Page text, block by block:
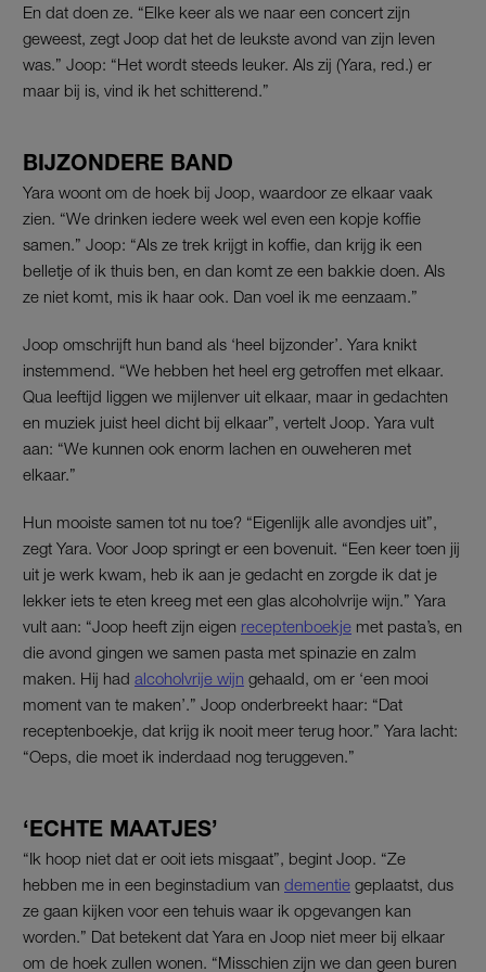
En dat doen ze. “Elke keer als we naar een concert zijn
geweest, zegt Joop dat het de leukste avond van zijn leven
was.” Joop: “Het wordt steeds leuker. Als zij (Yara, red.) er
maar bij is, vind ik het schitterend.”
BIJZONDERE BAND
Yara woont om de hoek bij Joop, waardoor ze elkaar vaak
zien. “We drinken iedere week wel even een kopje koffie
samen.” Joop: “Als ze trek krijgt in koffie, dan krijg ik een
belletje of ik thuis ben, en dan komt ze een bakkie doen. Als
ze niet komt, mis ik haar ook. Dan voel ik me eenzaam.”
Joop omschrijft hun band als ‘heel bijzonder’. Yara knikt
instemmend. “We hebben het heel erg getroffen met elkaar.
Qua leeftijd liggen we mijlenver uit elkaar, maar in gedachten
en muziek juist heel dicht bij elkaar”, vertelt Joop. Yara vult
aan: “We kunnen ook enorm lachen en ouweheren met
elkaar.”
Hun mooiste samen tot nu toe? “Eigenlijk alle avondjes uit”,
zegt Yara. Voor Joop springt er een bovenuit. “Een keer toen jij
uit je werk kwam, heb ik aan je gedacht en zorgde ik dat je
lekker iets te eten kreeg met een glas alcoholvrije wijn.” Yara
vult aan: “Joop heeft zijn eigen receptenboekje met pasta’s, en
die avond gingen we samen pasta met spinazie en zalm
maken. Hij had alcoholvrije wijn gehaald, om er ‘een mooi
moment van te maken’.” Joop onderbreekt haar: “Dat
receptenboekje, dat krijg ik nooit meer terug hoor.” Yara lacht:
“Oeps, die moet ik inderdaad nog teruggeven.”
‘ECHTE MAATJES’
“Ik hoop niet dat er ooit iets misgaat”, begint Joop. “Ze
hebben me in een beginstadium van dementie geplaatst, dus
ze gaan kijken voor een tehuis waar ik opgevangen kan
worden.” Dat betekent dat Yara en Joop niet meer bij elkaar
om de hoek zullen wonen. “Misschien zijn we dan geen buren